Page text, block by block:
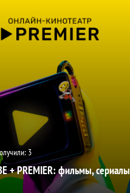
3
+ PREMIER: фильмы,